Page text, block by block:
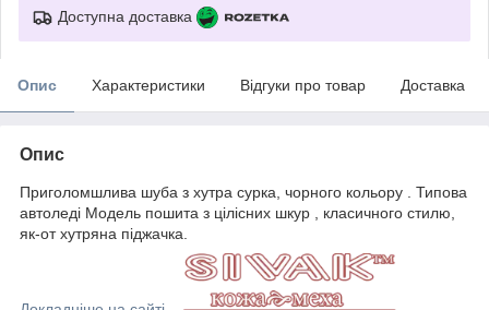
Доступна доставка
Опис Характеристики Відгуки про товар Доставка
Опис
Приголомшлива шуба з хутра сурка, чорного кольору . Типова
автоледі Модель пошита з цілісних шкур , класичного стилю,
як-от хутряна піджачка.